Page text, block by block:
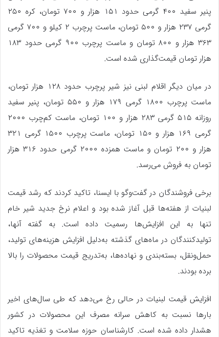
پنیر سفید ۴۰۰ گرمی حدود ۱۵۱ هزار و ۷۰۰ تومان، کره ۲۵۰
گرمی ۲۳۷ هزار و ۵۰۰ تومان، ماست پرچرب ۲ کیلو و ۷۰۰ گرمی
۳۶۳ هزار و ۸۰۰ تومان و ماست پرچرب ۹۰۰ گرمی حدود ۱۸۳
هزار تومان قیمت‌گذاری شده است.
در میان دیگر اقلام لبنی نیز شیر پرچرب حدود ۱۲۸ هزار تومان،
ماست پرچرب ۱۸۰۰ گرمی ۱۷۹ هزار و ۵۵۰ تومان، پنیر سفید
روزانه ۵۱۵ گرمی ۲۸۳ هزار و ۱۰۰ تومان، ماست کم‌چرب ۲۰۰۰
گرمی ۱۶۹ هزار و ۱۵۰ تومان، ماست پرچرب ۱۵۰۰ گرمی ۳۲۱
هزار و ۲۰۰ تومان و ماست همزده ۲۰۰۰ گرمی حدود ۳۱۶ هزار
تومان به فروش می‌رسد.
برخی فروشندگان در گفت‌وگو با ایسنا، تاکید کردند که رشد قیمت
لبنیات از هفته‌ها قبل آغاز شده بود و اعلام نرخ جدید شیر خام
تنها به این افزایش‌ها رسمیت داده است. به گفته آنها،
تولیدکنندگان در ماه‌های گذشته به‌دلیل افزایش هزینه‌های تولید،
حمل‌ونقل، بسته‌بندی و نهاده‌ها، به‌تدریج قیمت محصولات را بالا
برده بودند.
افزایش قیمت لبنیات در حالی رخ می‌دهد که طی سال‌های اخیر
بارها نسبت به کاهش سرانه مصرف این محصولات در کشور
هشدار داده شده است. کارشناسان حوزه سلامت و تغذیه تاکید